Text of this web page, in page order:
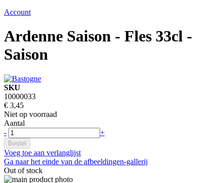
Account
Ardenne Saison - Fles 33cl -
Saison
SKU
10000033
€ 3,45
Niet op voorraad
Aantal
-
+
Bestel
Voeg toe aan verlanglijst
Ga naar het einde van de afbeeldingen-gallerij
Out of stock